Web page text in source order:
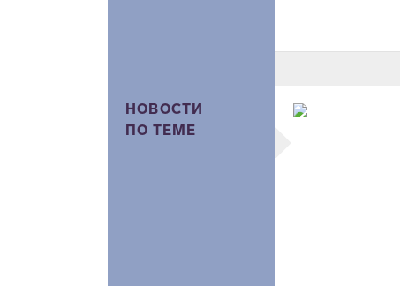
НОВОСТИ
ПО ТЕМЕ